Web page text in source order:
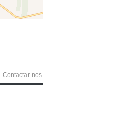
Contactar-nos